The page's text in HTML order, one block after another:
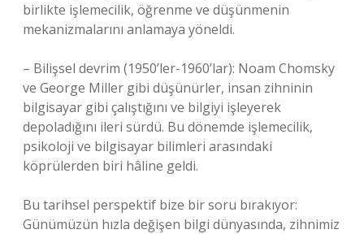
birlikte işlemecilik, öğrenme ve düşünmenin
mekanizmalarını anlamaya yöneldi.
– Bilişsel devrim (1950’ler-1960’lar): Noam Chomsky
ve George Miller gibi düşünürler, insan zihninin
bilgisayar gibi çalıştığını ve bilgiyi işleyerek
depoladığını ileri sürdü. Bu dönemde işlemecilik,
psikoloji ve bilgisayar bilimleri arasındaki
köprülerden biri hâline geldi.
Bu tarihsel perspektif bize bir soru bırakıyor:
Günümüzün hızla değişen bilgi dünyasında, zihnimiz